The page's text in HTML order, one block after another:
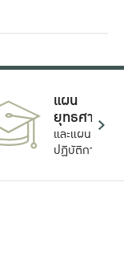
แผน
ยุทธศาสตร์
และแผน
ปฏิบัติการ